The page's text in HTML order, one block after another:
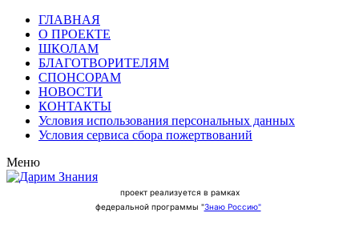
ГЛАВНАЯ
О ПРОЕКТЕ
ШКОЛАМ
БЛАГОТВОРИТЕЛЯМ
СПОНСОРАМ
НОВОСТИ
КОНТАКТЫ
Условия использования персональных данных
Условия сервиса сбора пожертвований
Меню
проект реализуется в рамках
федеральной программы "Знаю Россию"